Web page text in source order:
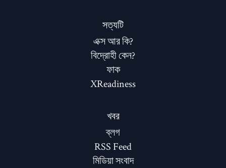
সত্যটি
এক্স আর কি?
বিদ্রোহী কেন?
ফাক
XReadiness
খবর
ব্লগ
RSS Feed
মিডিয়া সংবাদ